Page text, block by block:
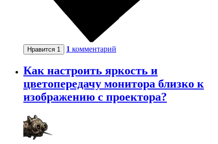
Нравится 1 1 комментарий
Как настроить яркость и
цветопередачу монитора близко к
изображению с проектора?